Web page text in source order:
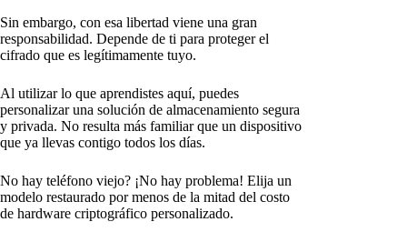
Sin embargo, con esa libertad viene una gran
responsabilidad. Depende de ti para proteger el
cifrado que es legítimamente tuyo.
Al utilizar lo que aprendistes aquí, puedes
personalizar una solución de almacenamiento segura
y privada. No resulta más familiar que un dispositivo
que ya llevas contigo todos los días.
No hay teléfono viejo? ¡No hay problema! Elija un
modelo restaurado por menos de la mitad del costo
de hardware criptográfico personalizado.